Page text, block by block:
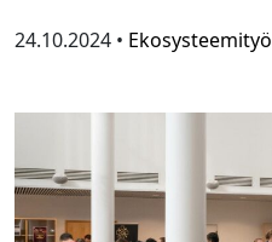
24.10.2024 • Ekosysteemityö